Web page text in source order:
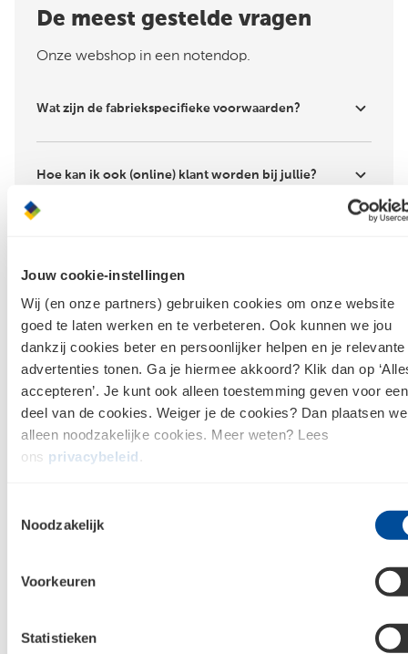
Jouw cookie-instellingen
Wij (en onze partners) gebruiken cookies om onze website
goed te laten werken en te verbeteren. Ook kunnen we jou
dankzij cookies beter en persoonlijker helpen en je relevante
advertenties tonen. Ga je hiermee akkoord? Klik dan op
accepteren’. Je kunt ook alleen toestemming geven voor een
deel van de cookies. Weiger je de cookies? Dan plaatsen we
alleen noodzakelijke cookies. Meer weten? Lees
ons privacybeleid
Noodzakelijk
Voorkeuren
Statistieken
De meest gestelde vragen
Onze webshop in een notendop.
Wat zijn de fabriekspecifieke voorwaarden?
Hoe kan ik ook (online) klant worden bij jullie?
Tot hoe laat kan ik bestellen & wanneer kan ik mijn
bestelling verwachten?
Wordt er contact met mij opgenomen na een
geplaatste bestelling?
Betaal ik verzend- of orderkosten?
terecht?
Kom je er toch niet uit?